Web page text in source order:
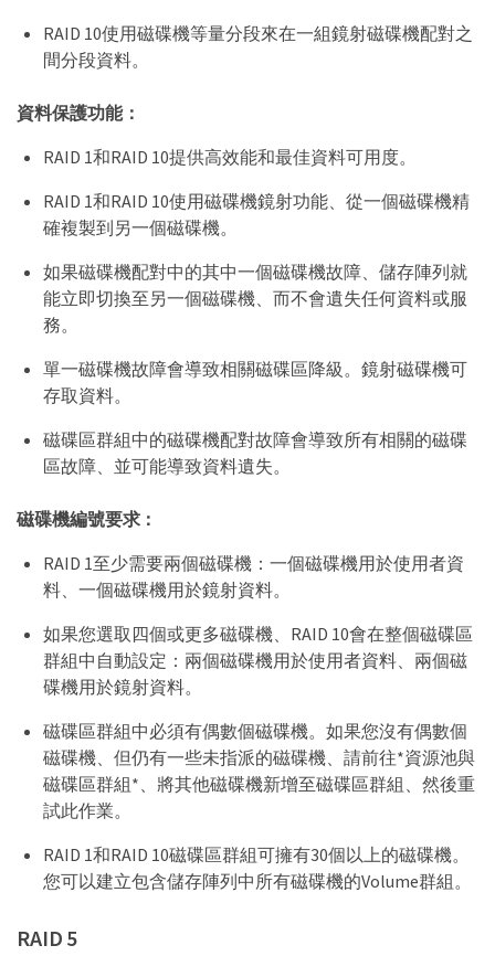
RAID 10使用磁碟機等量分段來在一組鏡射磁碟機配對之
間分段資料。
資料保護功能：
RAID 1和RAID 10提供高效能和最佳資料可用度。
RAID 1和RAID 10使用磁碟機鏡射功能、從一個磁碟機精
確複製到另一個磁碟機。
如果磁碟機配對中的其中一個磁碟機故障、儲存陣列就
能立即切換至另一個磁碟機、而不會遺失任何資料或服
務。
單一磁碟機故障會導致相關磁碟區降級。鏡射磁碟機可
存取資料。
磁碟區群組中的磁碟機配對故障會導致所有相關的磁碟
區故障、並可能導致資料遺失。
磁碟機編號要求：
RAID 1至少需要兩個磁碟機：一個磁碟機用於使用者資
料、一個磁碟機用於鏡射資料。
如果您選取四個或更多磁碟機、RAID 10會在整個磁碟區
群組中自動設定：兩個磁碟機用於使用者資料、兩個磁
碟機用於鏡射資料。
磁碟區群組中必須有偶數個磁碟機。如果您沒有偶數個
磁碟機、但仍有一些未指派的磁碟機、請前往*資源池與
磁碟區群組*、將其他磁碟機新增至磁碟區群組、然後重
試此作業。
RAID 1和RAID 10磁碟區群組可擁有30個以上的磁碟機。
您可以建立包含儲存陣列中所有磁碟機的Volume群組。
RAID 5